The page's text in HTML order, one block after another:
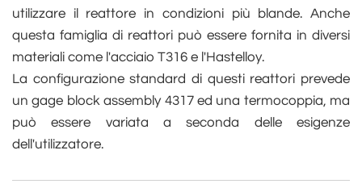
utilizzare il reattore in condizioni più blande. Anche
questa famiglia di reattori può essere fornita in diversi
materiali come l'acciaio T316 e l'Hastelloy.
La configurazione standard di questi reattori prevede
un gage block assembly 4317 ed una termocoppia, ma
può essere variata a seconda delle esigenze
dell'utilizzatore.